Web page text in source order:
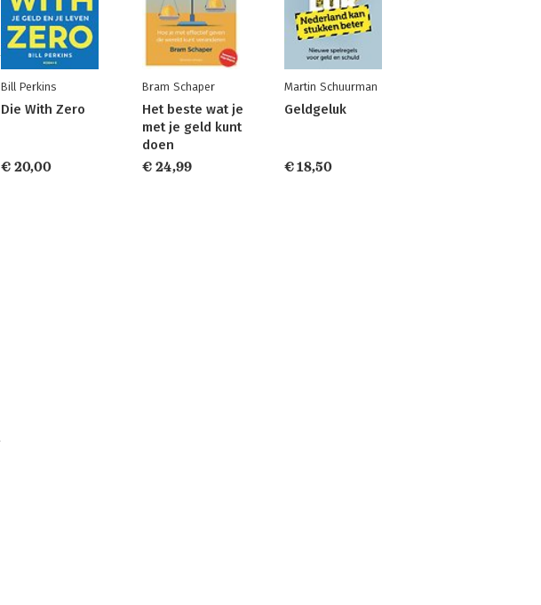
Bill Perkins
Die With Zero
€ 20,00
Bram Schaper
Het beste wat je
met je geld kunt
doen
€ 24,99
Martin Schuurman
Geldgeluk
€ 18,50